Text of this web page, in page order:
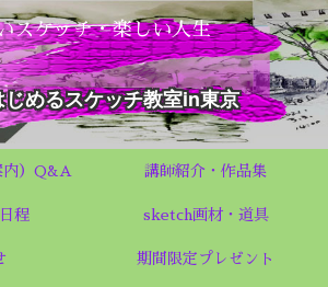
スケッチ・楽しい人生
めるスケッチ教室in東京
内）Q&A 講師紹介・作品集
程 sketch画材・道具
期間限定プレゼント